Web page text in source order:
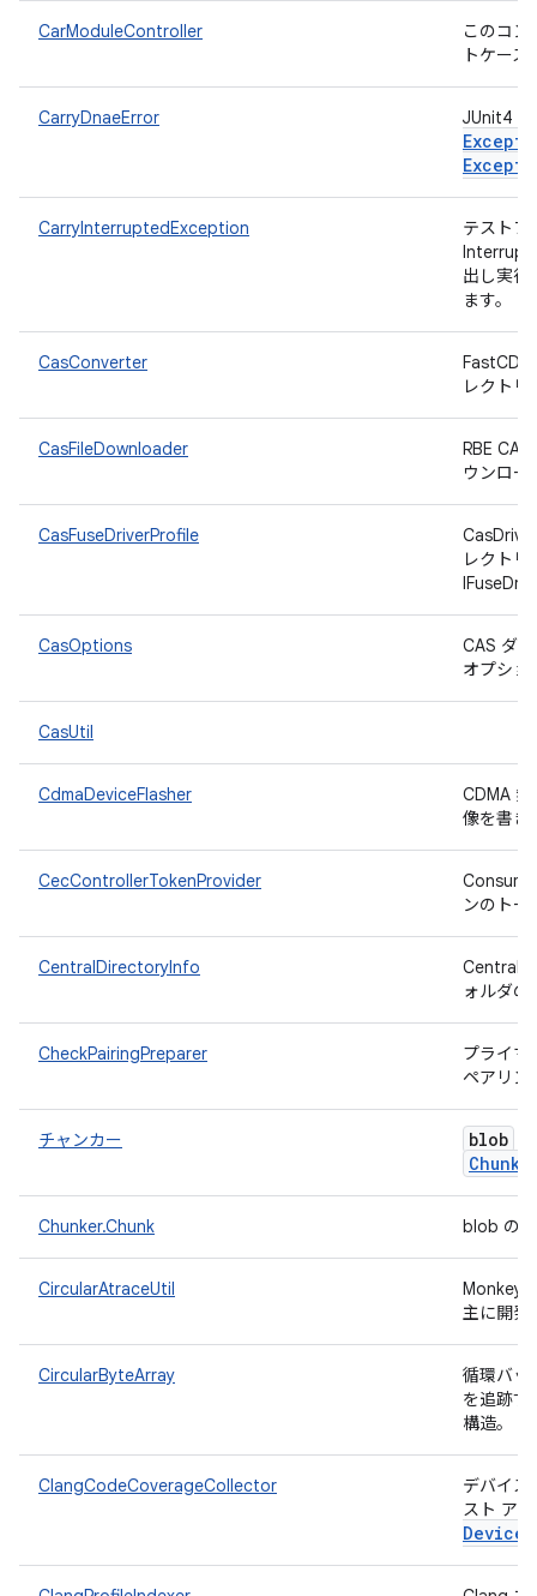
CarModuleController
このコン
トケー
CarryDnaeError JUnit4
CarryInterruptedException
テストフ
出し実行
ます。
CasConverter
FastCDC
レクト
CasFileDownloader
RBE
ウンロ
CasFuseDriverProfile
レクト
CasOptions
CAS ダ
オプショ
CasUtil
CdmaDeviceFlasher
CDMA
像を書き
CecControllerTokenProvider
ンのト
CentralDirectoryInfo
ォルダ
CheckPairingPreparer
プライマ
ペアリ
チャンカー blob
Chunk
Chunker.Chunk blob の
CircularAtraceUtil
Monkey
主に開発
CircularByteArray
循環バッ
を追跡す
構造。
ClangCodeCoverageCollector
デバイス
スト ア
Device